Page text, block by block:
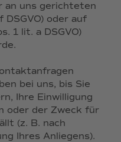
an uns gerichteten
oder auf
1 lit. a DSGVO)
bei uns, bis Sie
Ihre Einwilligung
oder der Zweck für
(z. B. nach
Ihres Anliegens).